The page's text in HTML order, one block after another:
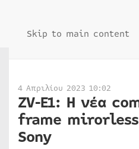
Skip to main content
4 Απριλίου 2023 10:02
ZV-E1: Η νέα
frame mirorless
Sony